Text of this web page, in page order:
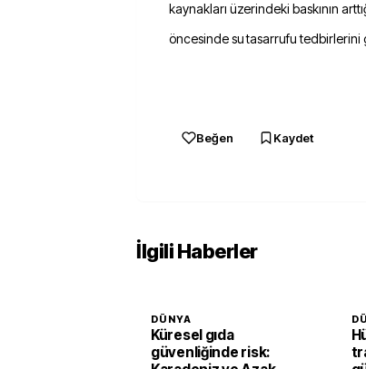
kaynakları üzerindeki baskının
öncesinde su tasarrufu tedbirlerini
Beğen Kaydet
İlgili Haberler
DÜNYA
Küresel gıda
güvenliğinde risk: